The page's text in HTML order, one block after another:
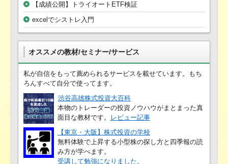
【成績公開】トライオートETF検証
excelでシストレ入門
オススメの教材/セミナー/サービス
私が自信をもって薦められるサービスを載せています。もち
ろんすべて自分で使ってます。
渋谷高雄株式投資大百科
本物のトレーダーの投資ノウハウがまとまった真
面目な教材です。
レビュー記事
【東京・大阪】株式投資の学校
無料体験で上昇する小型株の探し方と四季報の読
み方が学べます。
受講して勉強になりました。